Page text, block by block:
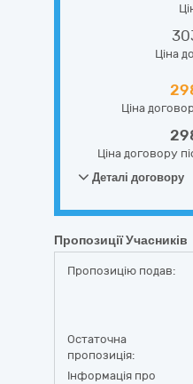
Ціна
Ціна
Ціна договору
Деталі договору
Пропозиції Учасників
Пропозицію подав:
Остаточна
пропозиція:
Інформація про